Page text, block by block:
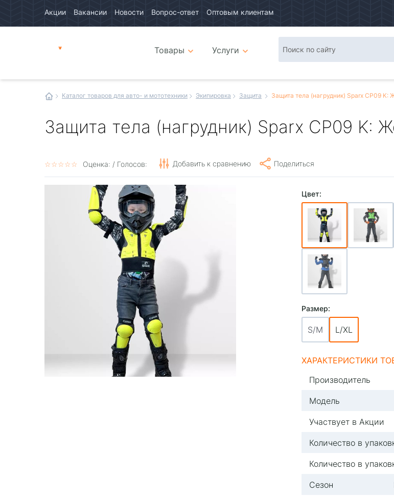
Акции Вакансии Новости Вопрос-ответ Оптовым клиентам
интернетТовары
Услуги
Каталог товаров для авто- и мототехники Экипировка Защита Защита тела (нагрудник) Sparx CP09 K:
Защита тела (нагрудник) Sparx CP09 K:
☆☆☆☆☆
★★★★★ Оценка: / Голосов: Добавить к сравнению Поделиться
Цвет:
Размер:
S/M L/XL
ХАРАКТЕРИСТИКИ
Производитель
Модель
Участвует в Акции
Количество в
Количество в
Сезон